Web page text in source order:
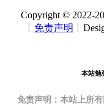
Copyright © 2022-
╎ 免责声明
本站勉
免责声明：本站上所